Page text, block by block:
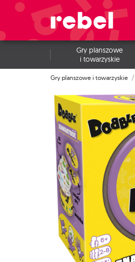
Gry planszowe
i towarzyskie
Gry planszowe i towarzyskie